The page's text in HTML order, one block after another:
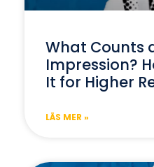
What Counts
Impression?
It for Higher
LÄS MER »